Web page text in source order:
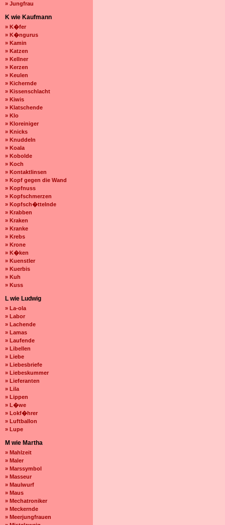
» Jungfrau
K wie Kaufmann
» K�fer
» K�ngurus
» Kamin
» Katzen
» Kellner
» Kerzen
» Keulen
» Kichernde
» Kissenschlacht
» Kiwis
» Klatschende
» Klo
» Kloreiniger
» Knicks
» Knuddeln
» Koala
» Kobolde
» Koch
» Kontaktlinsen
» Kopf gegen die Wand
» Kopfnuss
» Kopfschmerzen
» Kopfsch�ttelnde
» Krabben
» Kraken
» Kranke
» Krebs
» Krone
» K�ken
» Kuenstler
» Kuerbis
» Kuh
» Kuss
L wie Ludwig
» La-ola
» Labor
» Lachende
» Lamas
» Laufende
» Libellen
» Liebe
» Liebesbriefe
» Liebeskummer
» Lieferanten
» Lila
» Lippen
» L�we
» Lokf�hrer
» Luftballon
» Lupe
M wie Martha
» Mahlzeit
» Maler
» Marssymbol
» Masseur
» Maulwurf
» Maus
» Mechatroniker
» Meckernde
» Meerjungfrauen